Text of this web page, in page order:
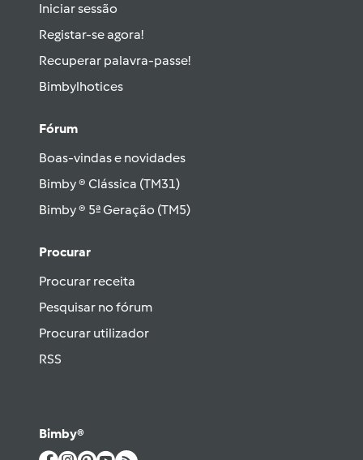
Iniciar sessão
Registar-se agora!
Recuperar palavra-passe!
Bimbylhotices
Fórum
Boas-vindas e novidades
Bimby ® Clássica (TM31)
Bimby ® 5ª Geração (TM5)
Procurar
Procurar receita
Pesquisar no fórum
Procurar utilizador
RSS
Bimby®